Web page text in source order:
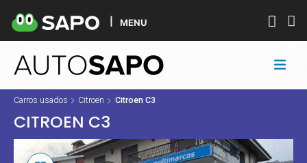
MENU
Carros usados Citroen Citroen C3
CITROEN C3